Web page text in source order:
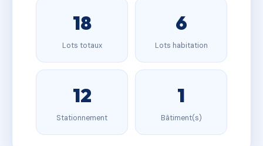
18
Lots totaux
6
Lots habitation
12
Stationnement
1
Bâtiment(s)